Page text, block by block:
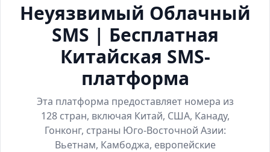
Неуязвимый Облачный
SMS | Бесплатная
Китайская SMS-
платформа
Эта платформа предоставляет номера из
128 стран, включая Китай, США, Канаду,
Гонконг, страны Юго-Восточной Азии:
Вьетнам, Камбоджа, европейские